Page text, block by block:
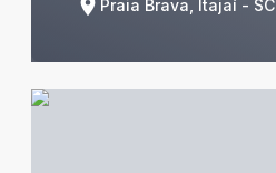
Praia Brava, Itajaí - SC